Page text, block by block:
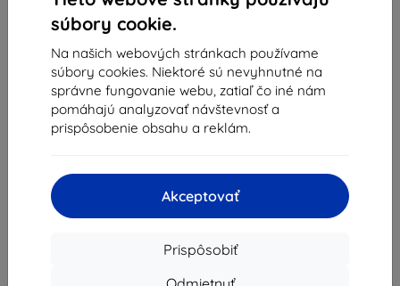
súbory cookie.
Na našich webových stránkach používame
súbory cookies. Niektoré sú nevyhnutné na
správne fungovanie webu, zatiaľ čo iné nám
pomáhajú analyzovať návštevnosť a
prispôsobenie obsahu a reklám.
Akceptovať
Prispôsobiť
BELINE
Ochranné sklo Beline Toughened glass 5D Realme
C11 2021
Vhodné pre: Realme C11
7,07 €
6,37 €